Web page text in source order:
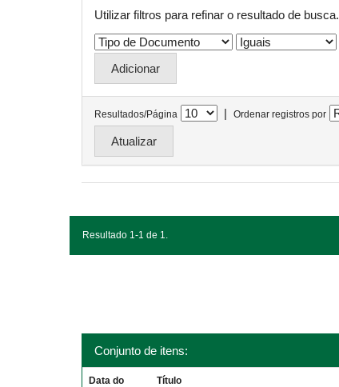
Utilizar filtros para refinar o resultado de busca.
Resultados/Página | Ordenar registros por
Resultado 1-1 de 1.
Conjunto de itens:
Data do Título